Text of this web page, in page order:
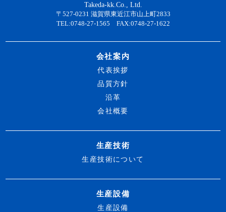
Takeda-kk.Co., Ltd.
〒527-0231 滋賀県東近江市山上町2833
TEL:0748-27-1565 FAX:0748-27-1622
会社案内
代表挨拶
品質方針
沿革
会社概要
生産技術
生産技術について
生産設備
生産設備